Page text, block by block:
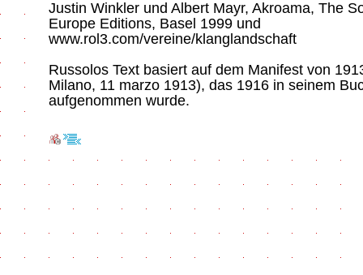
Justin Winkler und Albert Mayr, Akroama, The
Europe Editions, Basel 1999 und
www.rol3.com/vereine/klanglandschaft
Russolos Text basiert auf dem Manifest von
Milano, 11 marzo 1913), das 1916 in seinem
aufgenommen wurde.